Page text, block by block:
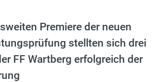
Premiere der neuen
stellten sich drei
FF Wartberg erfolgreich der